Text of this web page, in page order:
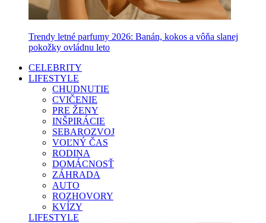
Trendy letné parfumy 2026: Banán, kokos a vôňa slanej
pokožky ovládnu leto
CELEBRITY
LIFESTYLE
CHUDNUTIE
CVIČENIE
PRE ŽENY
INŠPIRÁCIE
SEBAROZVOJ
VOĽNÝ ČAS
RODINA
DOMÁCNOSŤ
ZÁHRADA
AUTO
ROZHOVORY
KVÍZY
LIFESTYLE